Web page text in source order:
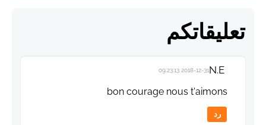
تعليقاتكم
N.E
2018-12-31 09:23:13
bon courage nous t'aimons
رد